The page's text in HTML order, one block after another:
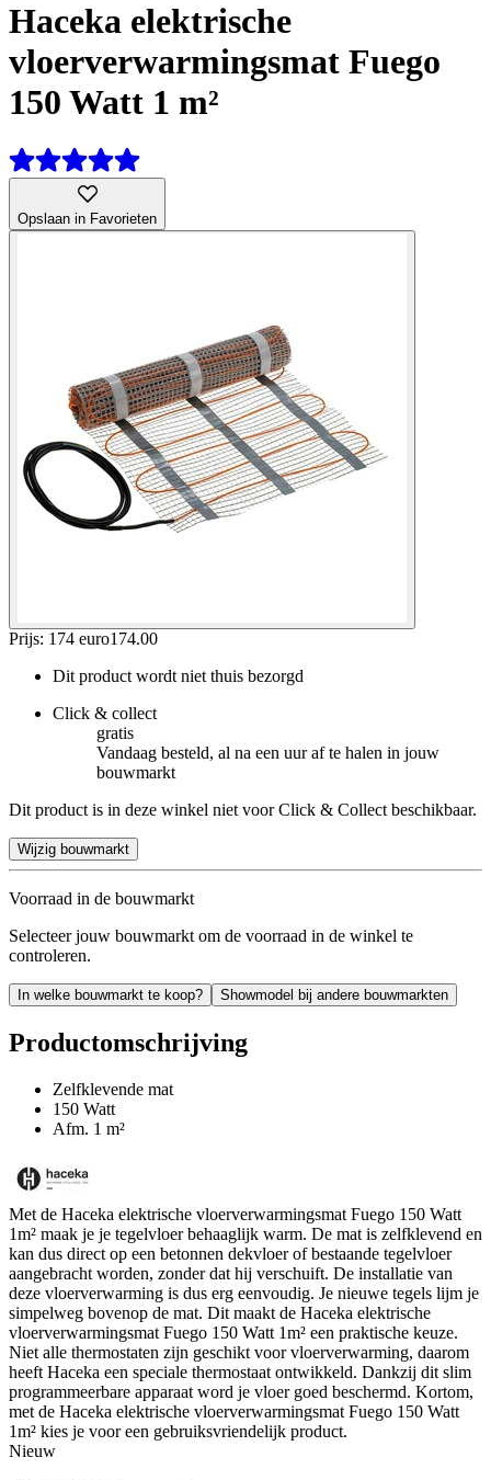
Haceka elektrische
vloerverwarmingsmat Fuego
150 Watt 1 m²
Opslaan in Favorieten
Prijs: 174 euro174.00
Dit product wordt niet thuis bezorgd
Click & collect
gratis
Vandaag besteld, al na een uur af te halen in jouw
bouwmarkt
Dit product is in deze winkel niet voor Click & Collect beschikbaar.
Wijzig bouwmarkt
Voorraad in de bouwmarkt
Selecteer jouw bouwmarkt om de voorraad in de winkel te
controleren.
In welke bouwmarkt te koop? Showmodel bij andere bouwmarkten
Productomschrijving
Zelfklevende mat
150 Watt
Afm. 1 m²
Met de Haceka elektrische vloerverwarmingsmat Fuego 150 Watt
1m² maak je je tegelvloer behaaglijk warm. De mat is zelfklevend en
kan dus direct op een betonnen dekvloer of bestaande tegelvloer
aangebracht worden, zonder dat hij verschuift. De installatie van
deze vloerverwarming is dus erg eenvoudig. Je nieuwe tegels lijm je
simpelweg bovenop de mat. Dit maakt de Haceka elektrische
vloerverwarmingsmat Fuego 150 Watt 1m² een praktische keuze.
Niet alle thermostaten zijn geschikt voor vloerverwarming, daarom
heeft Haceka een speciale thermostaat ontwikkeld. Dankzij dit slim
programmeerbare apparaat word je vloer goed beschermd. Kortom,
met de Haceka elektrische vloerverwarmingsmat Fuego 150 Watt
1m² kies je voor een gebruiksvriendelijk product.
Nieuw